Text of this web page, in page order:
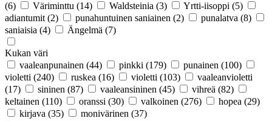
(6)
Väriminttu (14) Waldsteinia (3) Yrtti-iisoppi (5)
adiantumit (2) punahuntuinen saniainen (2) punalatva (8)
saniaisia (4) Ängelmä (7)
Kukan väri
vaaleanpunainen (44) pinkki (179) punainen (100)
violetti (240) ruskea (16) violetti (103)
vaaleanvioletti
(17)
sininen (87) vaaleansininen (45) vihreä (82)
keltainen (110) oranssi (30) valkoinen (276) hopea (29)
kirjava (35) monivärinen (37)